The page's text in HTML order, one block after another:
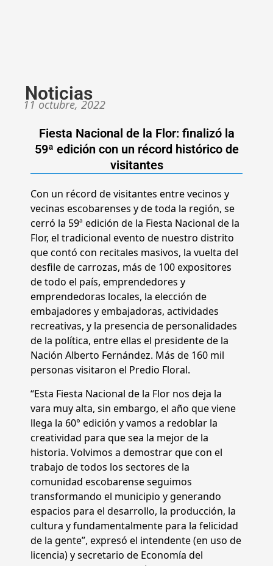
Noticias
11 octubre, 2022
Fiesta Nacional de la Flor: finalizó la
59ª edición con un récord histórico de
visitantes
Con un récord de visitantes entre vecinos y
vecinas escobarenses y de toda la región, se
cerró la 59ª edición de la Fiesta Nacional de la
Flor, el tradicional evento de nuestro distrito
que contó con recitales masivos, la vuelta del
desfile de carrozas, más de 100 expositores
de todo el país, emprendedores y
emprendedoras locales, la elección de
embajadores y embajadoras, actividades
recreativas, y la presencia de personalidades
de la política, entre ellas el presidente de la
Nación Alberto Fernández. Más de 160 mil
personas visitaron el Predio Floral.
“Esta Fiesta Nacional de la Flor nos deja la
vara muy alta, sin embargo, el año que viene
llega la 60° edición y vamos a redoblar la
creatividad para que sea la mejor de la
historia. Volvimos a demostrar que con el
trabajo de todos los sectores de la
comunidad escobarense seguimos
transformando el municipio y generando
espacios para el desarrollo, la producción, la
cultura y fundamentalmente para la felicidad
de la gente”, expresó el intendente (en uso de
licencia) y secretario de Economía del